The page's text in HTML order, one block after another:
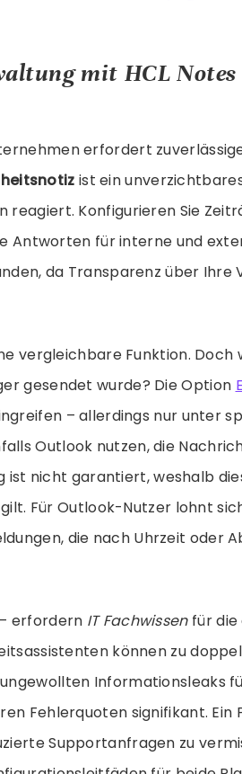
mit HCL
erfordert
ist ein
Konfigurieren Sie
Antworten für interne und
da Transparenz über Ihre
vergleichbare Funktion. Doch
gesendet wurde? Die Option
– allerdings nur unter
Outlook nutzen, die
ist nicht garantiert, weshalb
Für Outlook-Nutzer lohnt
die nach Uhrzeit oder
erfordern IT Fachwissenfür die
können zu
Informationsleaks
Fehlerquoten signifikant. Ein
Supportanfragen zu